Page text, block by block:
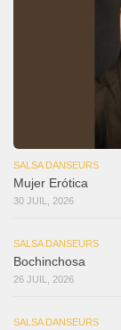
SALSA DANSEURS
Mujer Erótica
30 JUIL, 2026
SALSA DANSEURS
Bochinchosa
26 JUIL, 2026
SALSA DANSEURS